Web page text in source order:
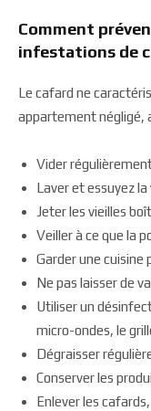
Comment
infestations de
Le cafard ne
appartement négligé,
Vider
Laver et essuyez
Jeter les vieilles
Veiller à ce que la
Garder une cuisine
Ne pas laisser de
Utiliser un
micro-ondes, le
Dégraisser
Conserver les
Enlever les